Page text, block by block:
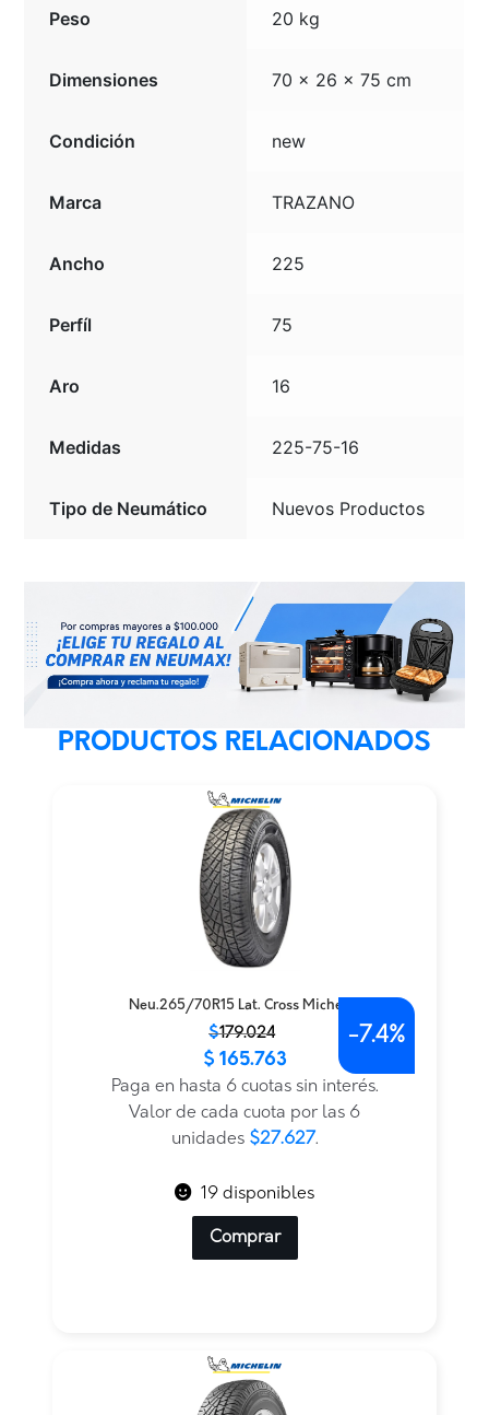
Peso 20 kg
Dimensiones 70 × 26 × 75 cm
Condición new
Marca TRAZANO
Ancho 225
Perfíl 75
Aro 16
Medidas 225-75-16
Tipo de Neumático Nuevos Productos
PRODUCTOS RELACIONADOS
Neu.265/70R15 Lat. Cross Michelin
$179.024
original
actual
$ 165.763
Paga en hasta 6 cuotas sin interés.
Valor de cada cuota por las 6
unidades $27.627.
-7.4%
19 disponibles
Comprar